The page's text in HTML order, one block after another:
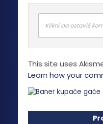
Klikni da ostaviš
This site uses
Learn how your